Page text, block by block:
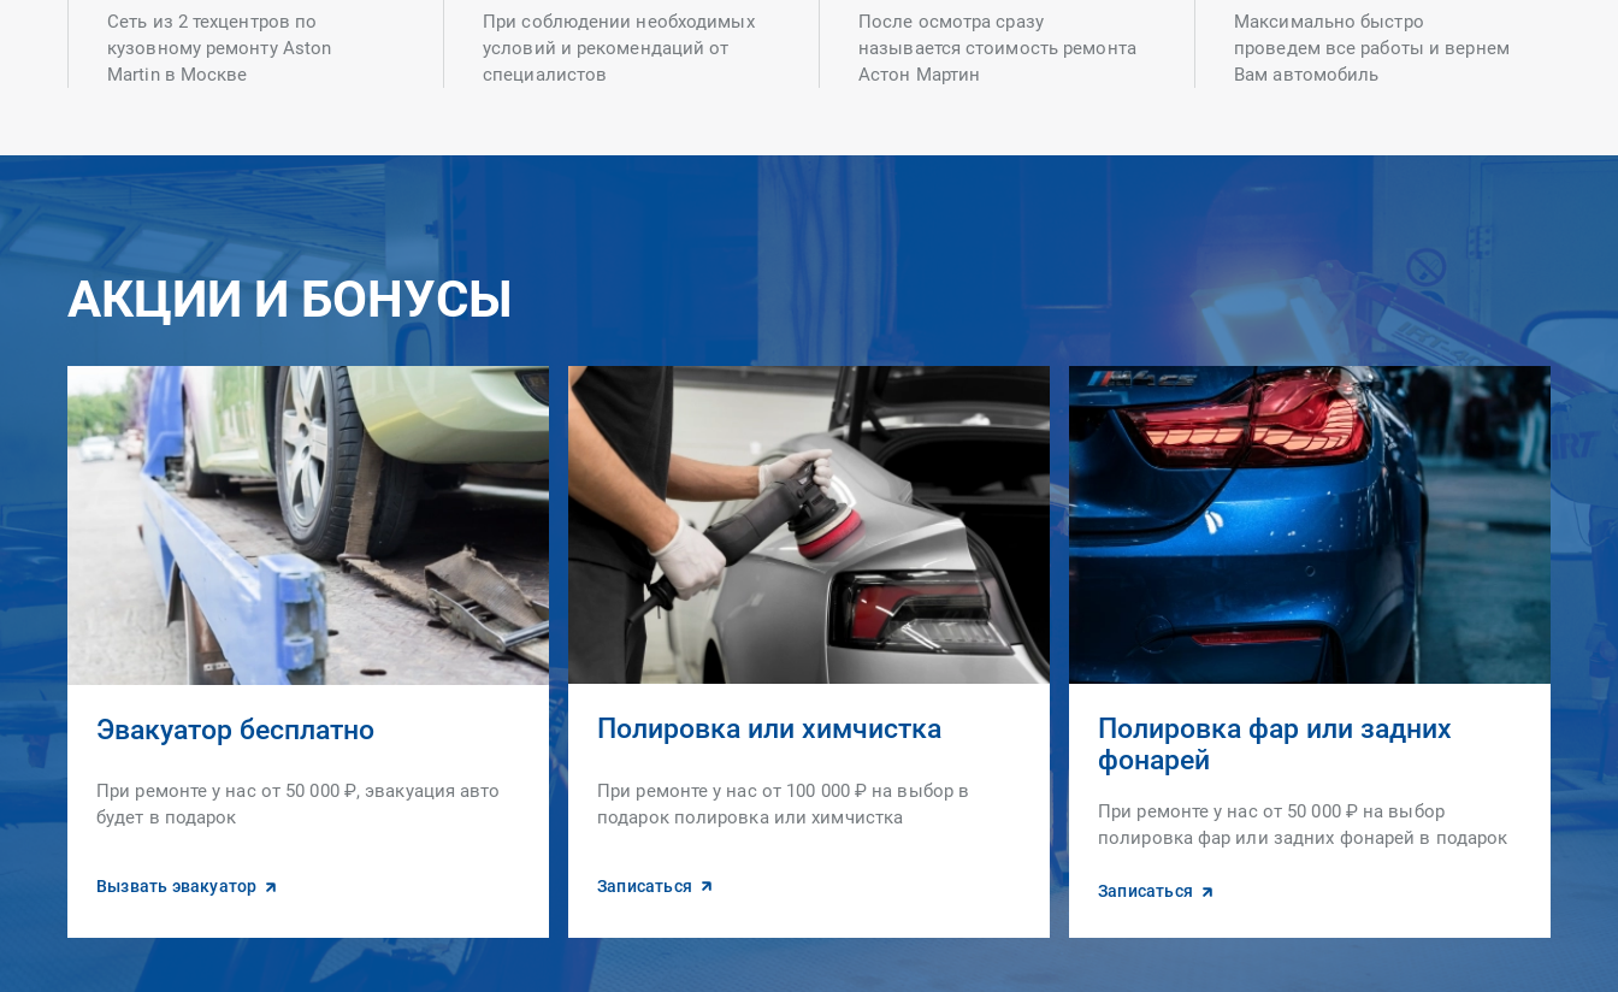
Сеть из 2 техцентров по
кузовному ремонту Aston
Martin в Москве
При соблюдении необходимых
условий и рекомендаций от
специалистов
После осмотра сразу
называется стоимость ремонта
Астон Мартин
Максимально быстро
проведем все работы и вернем
Вам автомобиль
АКЦИИ И БОНУСЫ
Эвакуатор бесплатно
При ремонте у нас от 50 000 ₽, эвакуация авто
будет в подарок
Вызвать эвакуатор
Полировка или химчистка
При ремонте у нас от 100 000 ₽ на выбор в
подарок полировка или химчистка
Записаться
Полировка фар или задних
фонарей
При ремонте у нас от 50 000 ₽ на выбор
полировка фар или задних фонарей в подарок
Записаться